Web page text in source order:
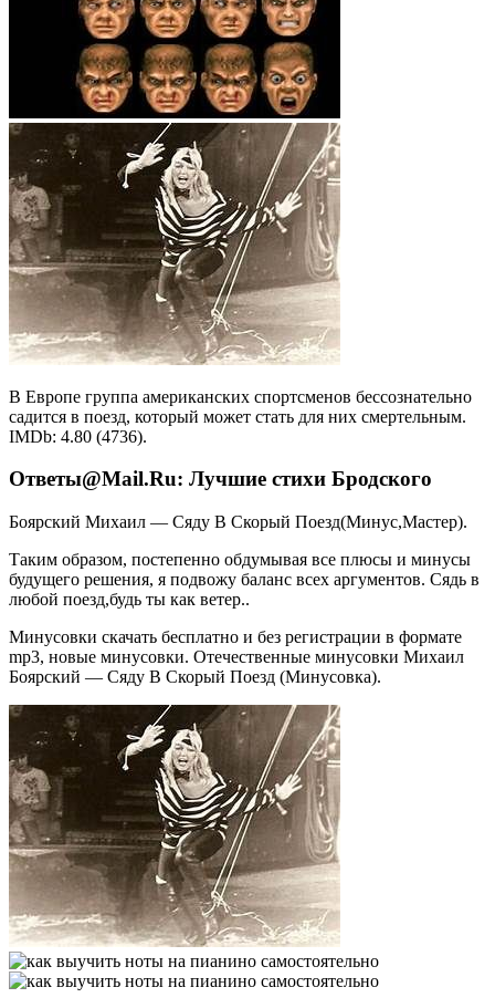
В Европе группа американских спортсменов бессознательно
садится в поезд, который может стать для них смертельным.
IMDb: 4.80 (4736).
Ответы@Mail.Ru: Лучшие стихи Бродского
Боярский Михаил — Сяду В Скорый Поезд(Минус,Мастер).
Таким образом, постепенно обдумывая все плюсы и минусы
будущего решения, я подвожу баланс всех аргументов. Сядь в
любой поезд,будь ты как ветер..
Минусовки скачать бесплатно и без регистрации в формате
mp3, новые минусовки. Отечественные минусовки Михаил
Боярский — Сяду В Скорый Поезд (Минусовка).